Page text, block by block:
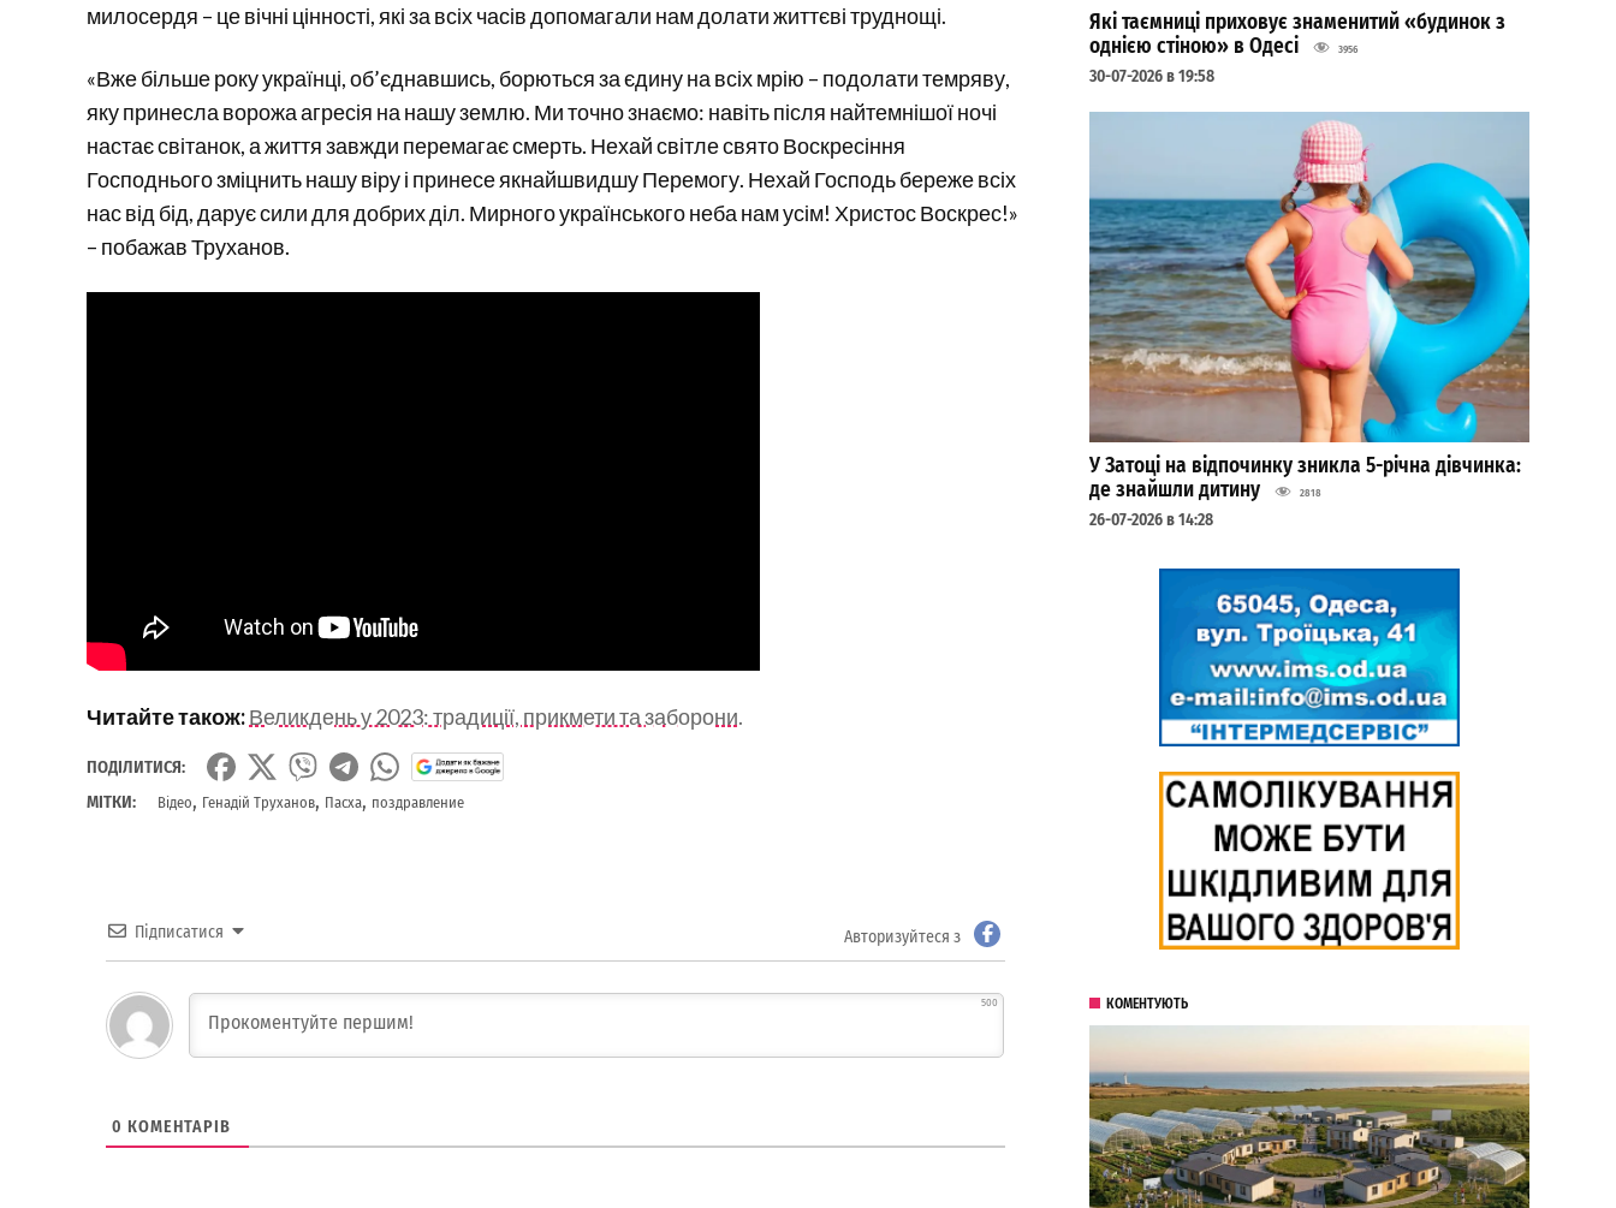
милосердя – це вічні цінності, які за всіх часів допомагали нам долати життєві труднощі.
«Вже більше року українці, об’єднавшись, борються за єдину на всіх мрію – подолати темряву,
яку принесла ворожа агресія на нашу землю. Ми точно знаємо: навіть після найтемнішої ночі
настає світанок, а життя завжди перемагає смерть. Нехай світле свято Воскресіння
Господнього зміцнить нашу віру і принесе якнайшвидшу Перемогу. Нехай Господь береже всіх
нас від бід, дарує сили для добрих діл. Мирного українського неба нам усім! Христос Воскрес!»
– побажав Труханов.
Читайте також:Великдень у 2023: традиції, прикмети та заборони.
ПОДІЛИТИСЯ:
МІТКИ:
Відео, Генадій Труханов, Пасха, поздравление
Підписатися Авторизуйтеся з
500
0 КОМЕНТАРІВ
Які таємниці приховує знаменитий «будинок з
однією стіною» в Одесі
3956
30-07-2026 в 19:58
У Затоці на відпочинку зникла 5-річна дівчинка:
де знайшли дитину
2818
26-07-2026 в 14:28
КОМЕНТУЮТЬ